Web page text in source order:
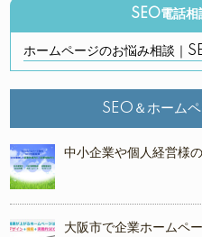
SEO電話相
ホームページのお悩み相談｜
SEO＆ホーム
中小企業や個人経営様
大阪市で企業ホームペ